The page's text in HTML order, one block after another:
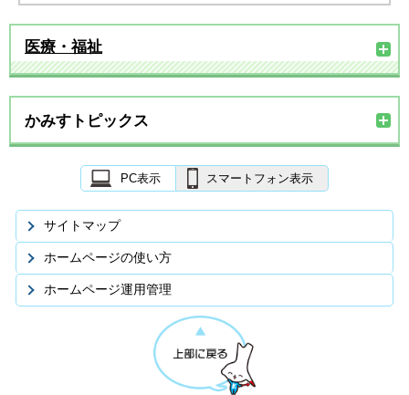
医療・福祉
かみすトピックス
PC表示 スマートフォン表示
サイトマップ
ホームページの使い方
ホームページ運用管理